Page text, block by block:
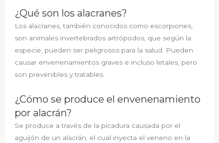
¿Qué son los alacranes?
Los alacranes, también conocidos como escorpiones,
son animales invertebrados artrópodos, que según la
especie, pueden ser peligrosos para la salud. Pueden
causar envenenamientos graves e incluso letales, pero
son prevenibles y tratables.
¿Cómo se produce el envenenamiento
por alacrán?
Se produce a través de la picadura causada por el
aguijón de un alacrán, el cual inyecta el veneno en la